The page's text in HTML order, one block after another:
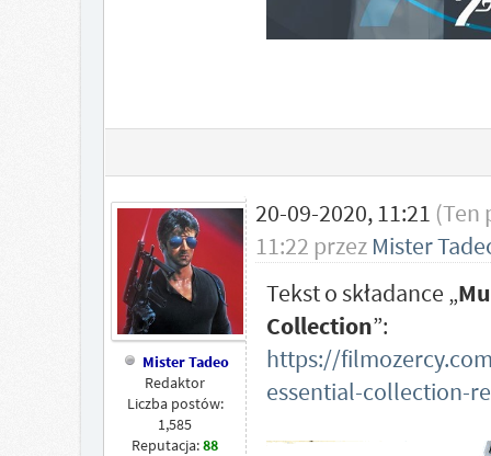
Mister Tadeo
Redaktor
Liczba postów:
1,585
Reputacja:88
20-09-2020, 11:21 (Ten
11:22 przez Mister
Tekst o składance „
Collection”:
https://
essential-collection-